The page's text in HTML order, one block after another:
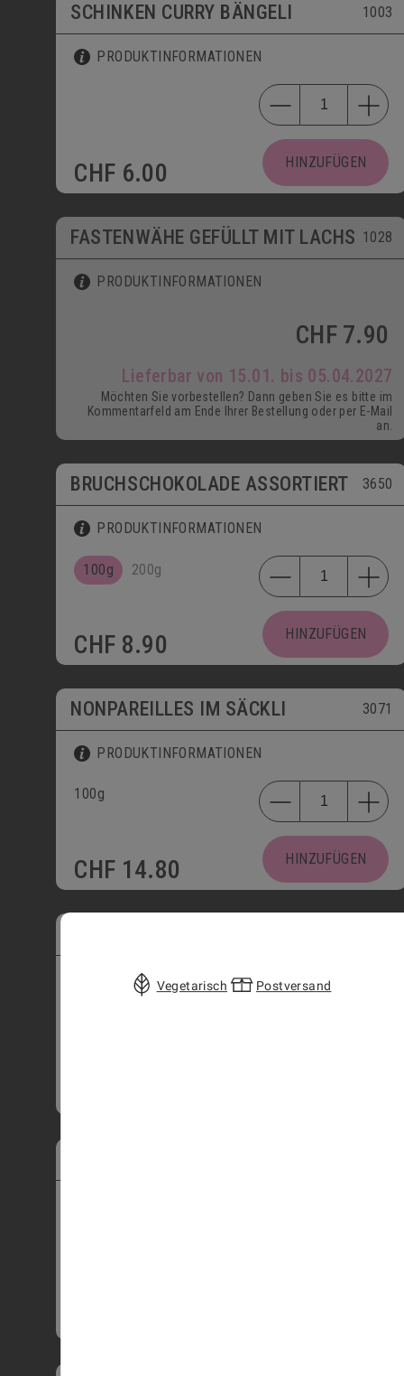
SCHINKEN CURRY BÄNGELI 1003
PRODUKTINFORMATIONEN
CHF 6.00 HINZUFÜGEN
ab 15.01.
FASTENWÄHE GEFÜLLT MIT LACHS 1028
PRODUKTINFORMATIONEN
CHF 7.90
Lieferbar von 15.01. bis 05.04.2027
Möchten Sie vorbestellen? Dann geben Sie es bitte im
Kommentarfeld am Ende Ihrer Bestellung oder per E-Mail
an.
BRUCHSCHOKOLADE ASSORTIERT 3650
PRODUKTINFORMATIONEN
100g 200g
CHF 8.90 HINZUFÜGEN
NONPAREILLES IM SÄCKLI 3071
PRODUKTINFORMATIONEN
100g
CHF 14.80 HINZUFÜGEN
PRODUKTINFORMATIONEN
Vegetarisch Postversand